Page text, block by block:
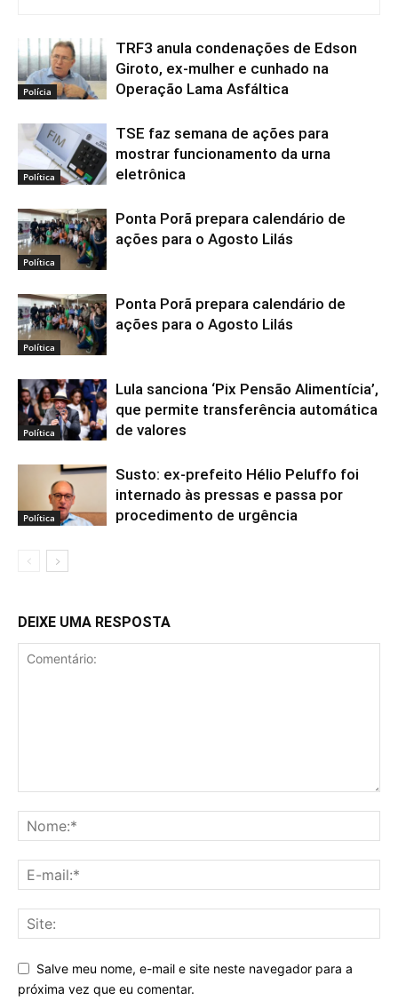
Polícia
TRF3 anula condenações de Edson
Giroto, ex-mulher e cunhado na
Operação Lama Asfáltica
Política
TSE faz semana de ações para
mostrar funcionamento da urna
eletrônica
Política
Ponta Porã prepara calendário de
ações para o Agosto Lilás
Política
Ponta Porã prepara calendário de
ações para o Agosto Lilás
Política
Lula sanciona ‘Pix Pensão Alimentícia’,
que permite transferência automática
de valores
Política
Susto: ex-prefeito Hélio Peluffo foi
internado às pressas e passa por
procedimento de urgência
DEIXE UMA RESPOSTA
Salve meu nome, e-mail e site neste navegador para a
próxima vez que eu comentar.